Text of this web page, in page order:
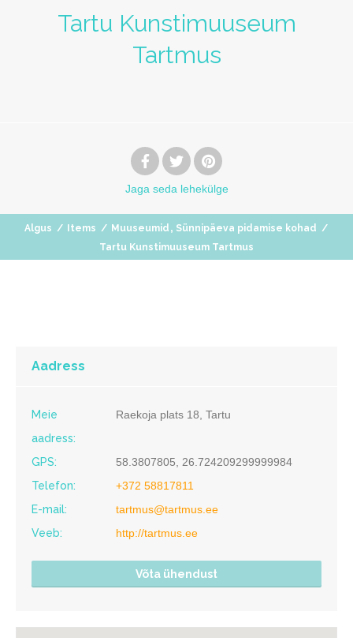
Tartu Kunstimuuseum
Tartmus
Jaga seda lehekülge
Algus / Items / Muuseumid , Sünnipäeva pidamise kohad /
Tartu Kunstimuuseum Tartmus
Aadress
Meie
aadress:
Raekoja plats 18, Tartu
GPS:
58.3807805, 26.724209299999984
Telefon:
+372 58817811
E-mail:
tartmus@tartmus.ee
Veeb:
http://tartmus.ee
Võta ühendust